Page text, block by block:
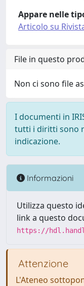
Appare nelle
Articolo su
File in questo
Non ci sono file
I documenti in
tutti i diritti sono
indicazione.
Informazioni
Utilizza questo
link a questo
https://
Attenzione
L'Ateneo